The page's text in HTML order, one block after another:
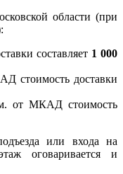
области (при
составляет 1 000
стоимость доставки
от МКАД стоимость
или входа на
оговаривается и